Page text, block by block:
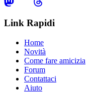
Link Rapidi
Home
Novità
Come fare amicizia
Forum
Contattaci
Aiuto